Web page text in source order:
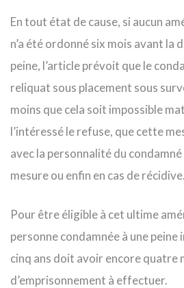
En tout état de cause, si aucun
n’a été ordonné six mois avant la
peine, l’article prévoit que le
reliquat sous placement sous
moins que cela soit impossible
l’intéressé le refuse, que cette
avec la personnalité du
mesure ou enfin en cas de récidive.
Pour être éligible à cet ultime
personne condamnée à une peine
cinq ans doit avoir encore quatre
d’emprisonnement à effectuer.